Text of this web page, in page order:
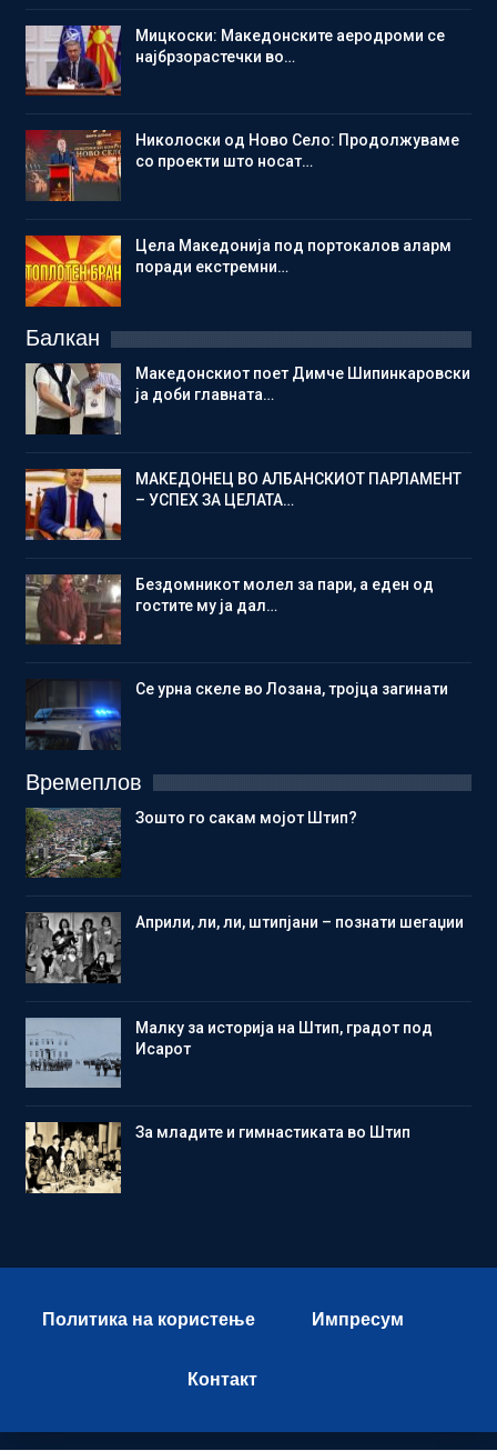
Мицкоски: Македонските аеродроми се
најбрзорастечки во…
Николоски од Ново Село: Продолжуваме
со проекти што носат…
Цела Македонија под портокалов аларм
поради екстремни…
Балкан
Македонскиот поет Димче Шипинкаровски
ја доби главната…
МАКЕДОНЕЦ ВО АЛБАНСКИОТ ПАРЛАМЕНТ
– УСПЕХ ЗА ЦЕЛАТА…
Бездомникот молел за пари, а еден од
гостите му ја дал…
Се урна скеле во Лозана, тројца загинати
Времеплов
Зошто го сакам мојот Штип?
Aприли, ли, ли, штипјани – познати шегаџии
Малку за историја на Штип, градот под
Исарот
Зa младите и гимнастиката во Штип
Политика на користење Импресум
Контакт